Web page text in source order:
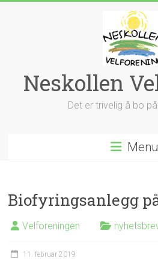
Neskollen
Det er trivelig å bo
Menu
Biofyringsanlegg
Velforeningen
11. februar 2019